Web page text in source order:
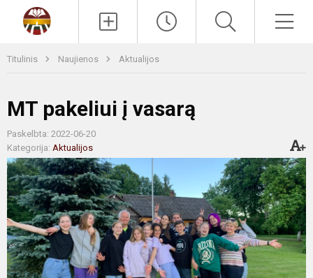
Titulinis Naujienos Aktualijos
MT pakeliui į vasarą
Paskelbta: 2022-06-20
Kategorija: Aktualijos